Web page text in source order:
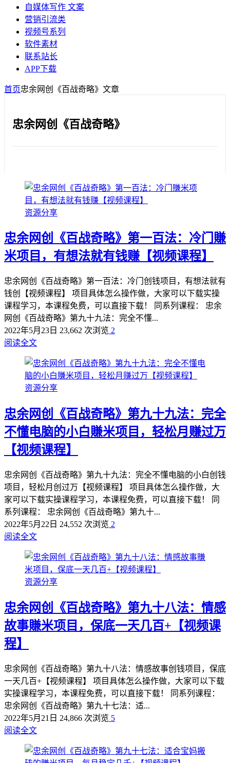
自媒体写作 文案
营销引流类
视频号系列
软件素材
联系站长
APP下载
首页忠余网创《百战奇略》 文章
忠余网创《百战奇略》
资源分享
忠余网创《百战奇略》第一百法：冷门賺
米项目，有想法就有钱赚【视频课程】
忠余网创《百战奇略》第一百法：冷门创钱项目，有想法就有
钱创【视频课程】 项目具体怎么操作做，大家可以下载实操
课程学习，本课程免费，可以直接下载！ 同系列课程： 忠余
网创《百战奇略》第九十九法：完全不懂...
2022年5月23日 23,662 次浏览 2
阅读全文
资源分享
忠余网创《百战奇略》第九十九法：完全
不懂电脑的小白賺米项目，轻松月赚过万
【视频课程】
忠余网创《百战奇略》第九十九法：完全不懂电脑的小白创钱
项目，轻松月创过万【视频课程】 项目具体怎么操作做，大
家可以下载实操课程学习，本课程免费，可以直接下载！ 同
系列课程： 忠余网创《百战奇略》第九十...
2022年5月22日 24,552 次浏览 2
阅读全文
资源分享
忠余网创《百战奇略》第九十八法：情感
故事賺米项目，保底一天几百+【视频课
程】
忠余网创《百战奇略》第九十八法：情感故事创钱项目，保底
一天几百+【视频课程】 项目具体怎么操作做，大家可以下载
实操课程学习，本课程免费，可以直接下载！ 同系列课程：
忠余网创《百战奇略》第九十七法：适...
2022年5月21日 24,866 次浏览 5
阅读全文